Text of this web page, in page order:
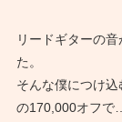
リードギターの
た。
そんな僕につけ
の170,000オフで